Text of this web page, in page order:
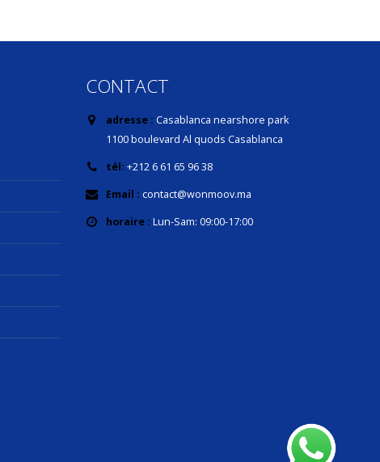
CONTACT
adresse : Casablanca nearshore park
1100 boulevard Al quods Casablanca
tél: +212 6 61 65 96 38
Email : contact@wonmoov.ma
horaire : Lun-Sam: 09:00-17:00